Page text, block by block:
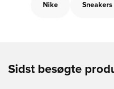
Nike Sneakers
Sidst besøgte